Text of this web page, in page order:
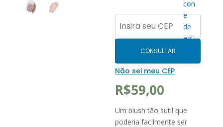
CONSULTAR
Não sei meu CEP
R$59,00
Um blush tão sutil que
poderia facilmente ser